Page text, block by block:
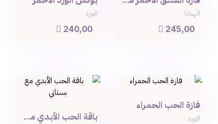
الهدايا
 245,00
الورد
 240,00
فازة الحب الحمراء
الورد باقة الحب الأبدي مع بستاني